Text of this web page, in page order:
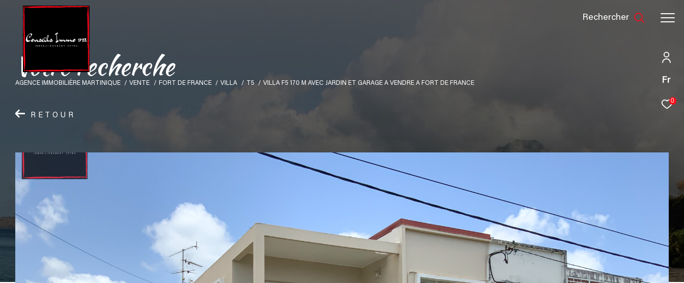
Fr
0
rechercher
Votrerecherche
AGENCE IMMOBILIÈRE MARTINIQUE VENTE FORT DE FRANCE VILLA T5 VILLA F5 170 M AVEC JARDIN ET GARAGE A VENDRE A FORT DE FRANCE
RETOUR